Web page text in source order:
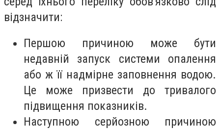
відзначити:
Першою причиною може бути
недавній запуск системи опалення
або ж її надмірне заповнення водою.
Це може призвести до тривалого
підвищення показників.
Наступною серйозною причиною